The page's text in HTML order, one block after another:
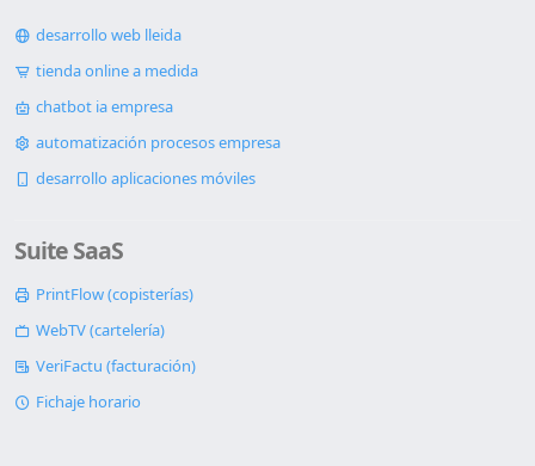
desarrollo web lleida
tienda online a medida
chatbot ia empresa
automatización procesos empresa
desarrollo aplicaciones móviles
Suite SaaS
PrintFlow (copisterías)
WebTV (cartelería)
VeriFactu (facturación)
Fichaje horario